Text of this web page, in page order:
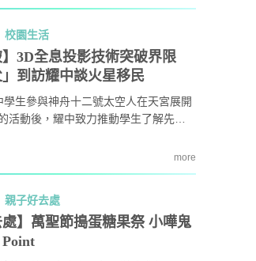
變，暫時減低近視和散光，同時減緩
校園生活
】3D全息投影技術突破界限
」到訪耀中談火星移民
學生參與神舟十二號太空人在天宮展開
活動後，耀中致力推動學生了解先進
話。
more
親子好去處
處】萬聖節搗蛋糖果祭 小嘩鬼